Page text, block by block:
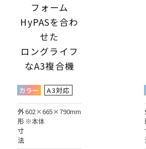
フォーム
HyPASを合わ
せた
ロングライフ
なA3複合機
カラー A3対応
外
形
寸
法
602×665×790mm
※本体